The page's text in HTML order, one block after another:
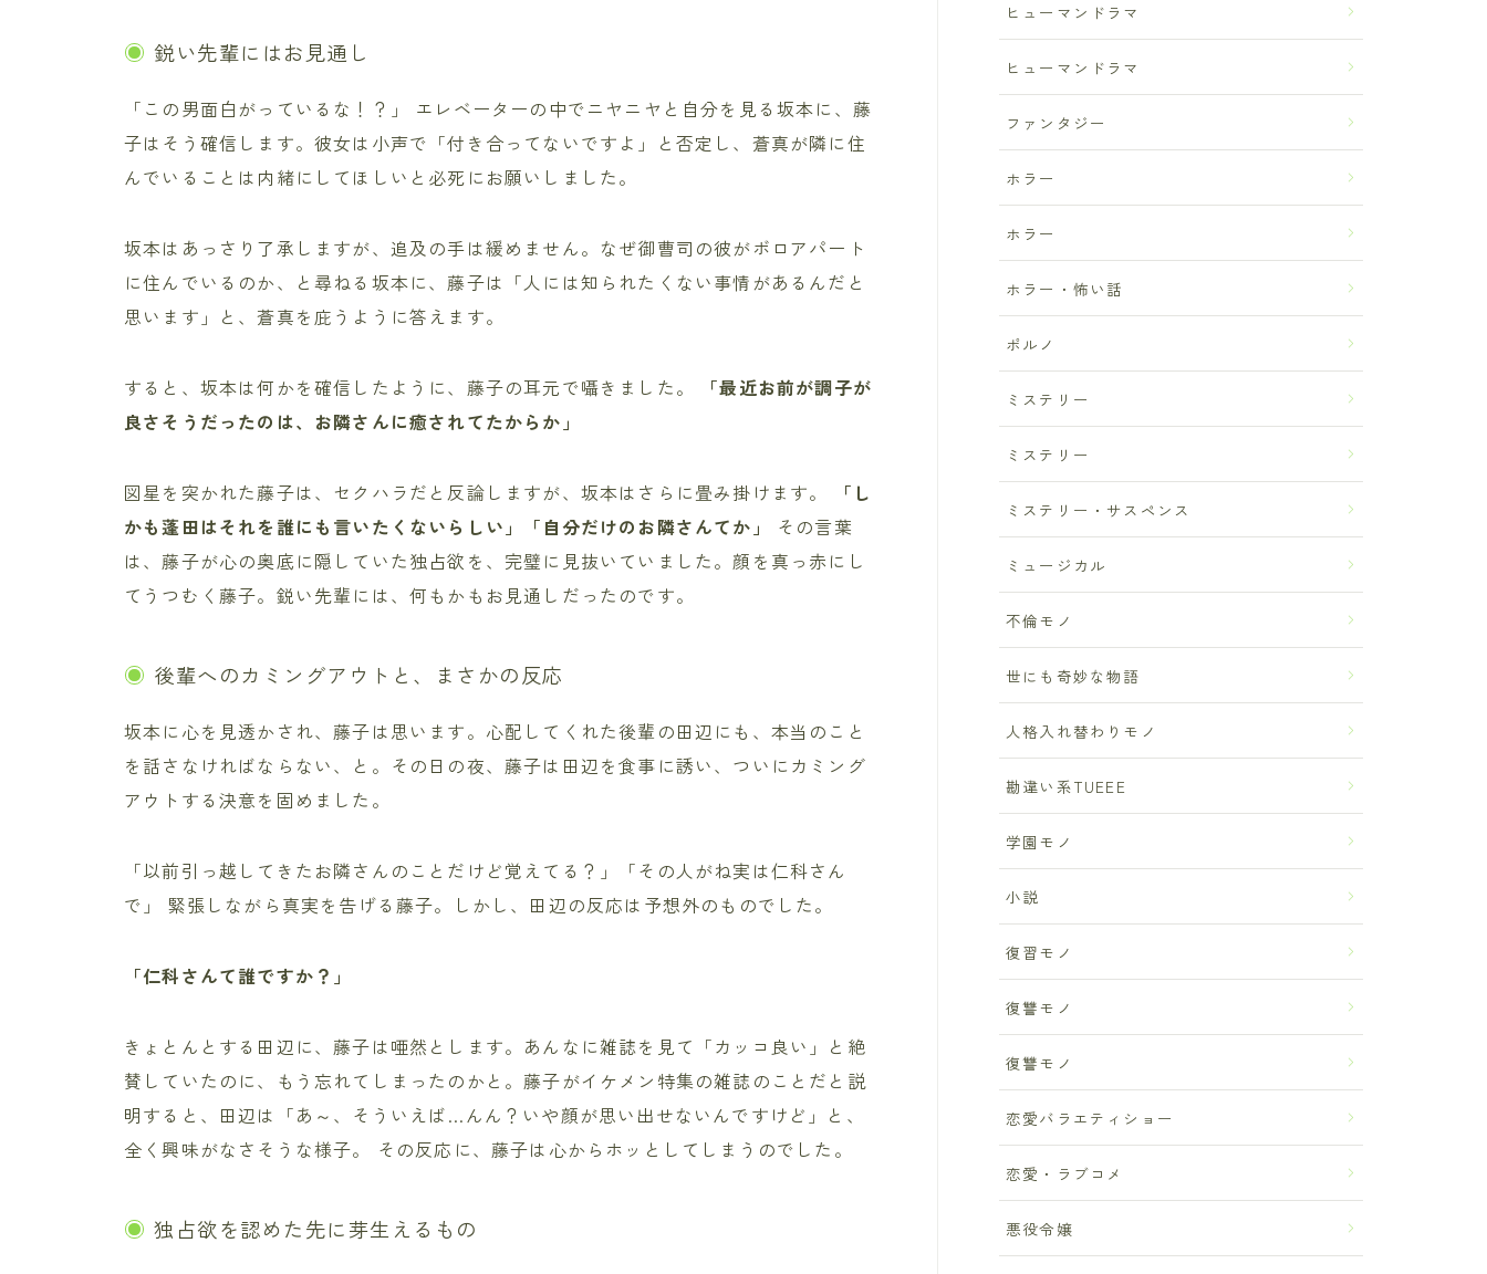
鋭い先輩にはお見通し
「この男面白がっているな！？」 エレベーターの中でニヤニヤと自分を見る坂本に、藤
子はそう確信します。彼女は小声で「付き合ってないですよ」と否定し、蒼真が隣に住
んでいることは内緒にしてほしいと必死にお願いしました。
坂本はあっさり了承しますが、追及の手は緩めません。なぜ御曹司の彼がボロアパート
に住んでいるのか、と尋ねる坂本に、藤子は「人には知られたくない事情があるんだと
思います」と、蒼真を庇うように答えます。
すると、坂本は何かを確信したように、藤子の耳元で囁きました。
「最近お前が調子が
良さそうだったのは、お隣さんに癒されてたからか」
図星を突かれた藤子は、セクハラだと反論しますが、坂本はさらに畳み掛けます。
「し
かも蓬田はそれを誰にも言いたくないらしい」「自分だけのお隣さんてか」
その言葉
は、藤子が心の奥底に隠していた独占欲を、完璧に見抜いていました。顔を真っ赤にし
てうつむく藤子。鋭い先輩には、何もかもお見通しだったのです。
後輩へのカミングアウトと、まさかの反応
坂本に心を見透かされ、藤子は思います。心配してくれた後輩の田辺にも、本当のこと
を話さなければならない、と。その日の夜、藤子は田辺を食事に誘い、ついにカミング
アウトする決意を固めました。
「以前引っ越してきたお隣さんのことだけど覚えてる？」「その人がね実は仁科さん
で」 緊張しながら真実を告げる藤子。しかし、田辺の反応は予想外のものでした。
「仁科さんて誰ですか？」
きょとんとする田辺に、藤子は唖然とします。あんなに雑誌を見て「カッコ良い」と絶
賛していたのに、もう忘れてしまったのかと。藤子がイケメン特集の雑誌のことだと説
明すると、田辺は「あ～、そういえば…んん？いや顔が思い出せないんですけど」と、
全く興味がなさそうな様子。 その反応に、藤子は心からホッとしてしまうのでした。
独占欲を認めた先に芽生えるもの
ヒューマンドラマ
ヒューマンドラマ
ファンタジー
ホラー
ホラー
ホラー・怖い話
ポルノ
ミステリー
ミステリー
ミステリー・サスペンス
ミュージカル
不倫モノ
世にも奇妙な物語
人格入れ替わりモノ
勘違い系TUEEE
学園モノ
小説
復習モノ
復讐モノ
復讐モノ
恋愛バラエティショー
恋愛・ラブコメ
悪役令嬢